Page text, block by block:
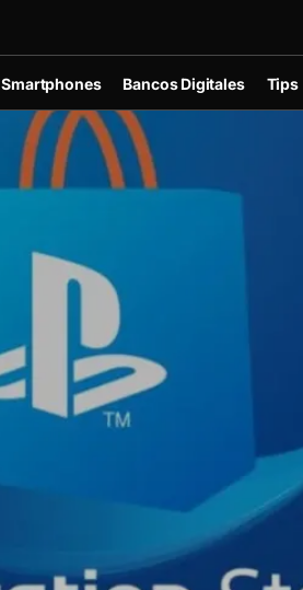
Smartphones Bancos Digitales Tips